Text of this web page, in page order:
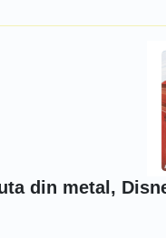
din metal,